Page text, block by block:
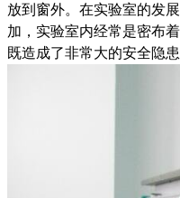
放到窗外。在实验室的发
加，实验室内经常是密布
既造成了非常大的安全隐患